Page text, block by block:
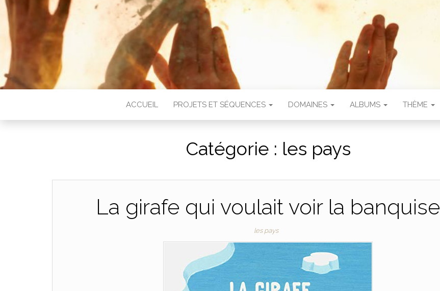
ACCUEIL PROJETS ET SÉQUENCES DOMAINES ALBUMS THÈME
Catégorie : les pays
La girafe qui voulait voir la banquise
les pays